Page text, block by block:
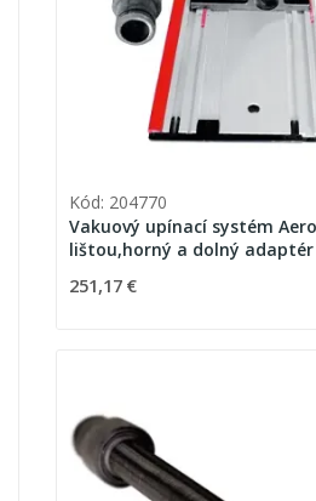
Kód: 204770
Vakuový upínací systém
lištou,horný a dolný
251,17 €